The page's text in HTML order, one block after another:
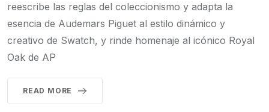
reescribe las reglas del coleccionismo y adapta la
esencia de Audemars Piguet al estilo dinámico y
creativo de Swatch, y rinde homenaje al icónico Royal
Oak de AP
READ MORE